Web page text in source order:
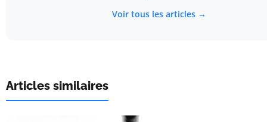
Voir tous les articles →
Articles similaires